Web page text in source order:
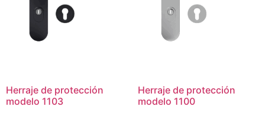
Herraje de protección
modelo 1103
Herraje de protección
modelo 1100